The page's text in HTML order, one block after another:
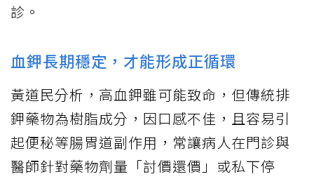
診。
血鉀長期穩定，才能形成正循環
黃道民分析，高血鉀雖可能致命，但傳統排
鉀藥物為樹脂成分，因口感不佳，且容易引
起便秘等腸胃道副作用，常讓病人在門診與
醫師針對藥物劑量「討價還價」或私下停